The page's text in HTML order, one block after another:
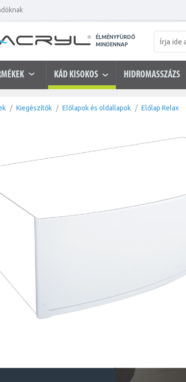
ÉLMÉNYFÜRDŐ
MINDENNAP
KÁD KISOKOS HIDROMASSZÁZS
Kiegészítők Előlapok és oldallapok Előlap Relax